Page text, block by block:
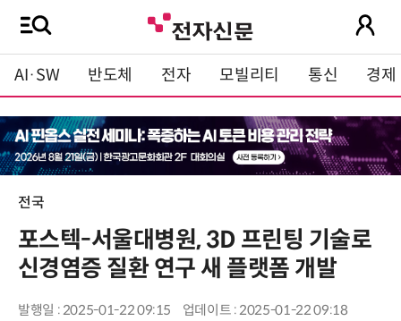
AI·SW 반도체 전자 모빌리티 통신 경제
전국
포스텍-서울대병원, 3D 프린팅 기술로
신경염증 질환 연구 새 플랫폼 개발
발행일 : 2025-01-22 09:15
업데이트 : 2025-01-22 09:18